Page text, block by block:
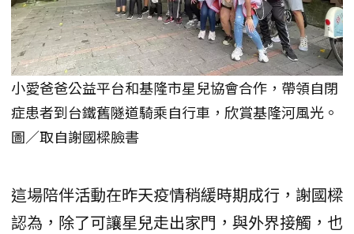
小愛爸爸公益平台和基隆市星兒協會合作，帶領自閉
症患者到台鐵舊隧道騎乘自行車，欣賞基隆河風光。
圖／取自謝國樑臉書
這場陪伴活動在昨天疫情稍緩時期成行，謝國樑
認為，除了可讓星兒走出家門，與外界接觸，也